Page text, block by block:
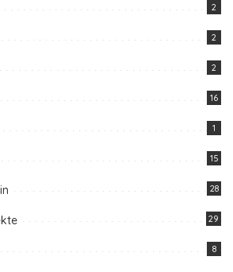
2
2
2
16
1
15
28
29
8